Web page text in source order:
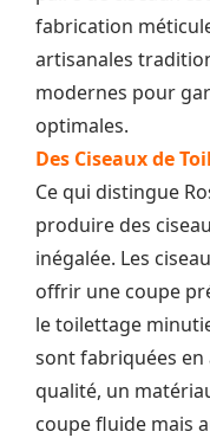
fabrication
artisanales
modernes pour
optimales.
Des Ciseaux de
Ce qui distingue
produire des
inégalée. Les
offrir une coupe
le toilettage
sont fabriquées en
qualité, un
coupe fluide mais